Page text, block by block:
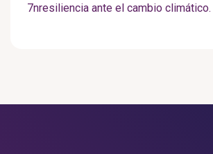
7nresiliencia ante el cambio climático.